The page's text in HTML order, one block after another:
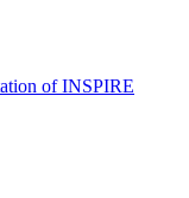
of INSPIRE